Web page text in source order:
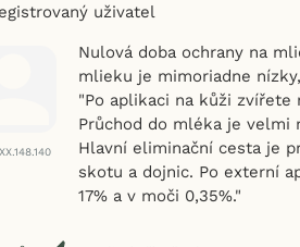
uživatel
Nulová doba ochrany na
mlieku je mimoriadne
"Po aplikaci na kůži zvířete
Průchod do mléka je velmi
Hlavní eliminační cesta je
skotu a dojnic. Po externí
17% a v moči 0,35%."